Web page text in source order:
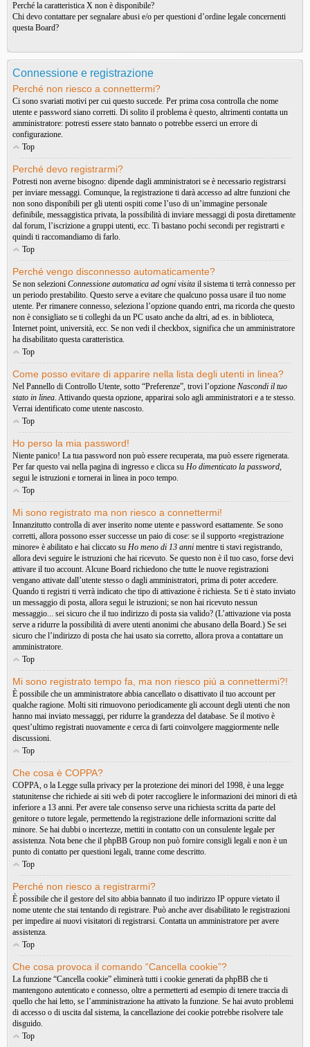
Perché la caratteristica X non è disponibile?
Chi devo contattare per segnalare abusi e/o per questioni d’ordine legale concernenti
questa Board?
Connessione e registrazione
Perché non riesco a connettermi?
Ci sono svariati motivi per cui questo succede. Per prima cosa controlla che nome
utente e password siano corretti. Di solito il problema è questo, altrimenti contatta un
amministratore: potresti essere stato bannato o potrebbe esserci un errore di
configurazione.
Top
Perché devo registrarmi?
Potresti non averne bisogno: dipende dagli amministratori se è necessario registrarsi
per inviare messaggi. Comunque, la registrazione ti darà accesso ad altre funzioni che
non sono disponibili per gli utenti ospiti come l’uso di un’immagine personale
definibile, messaggistica privata, la possibilità di inviare messaggi di posta direttamente
dal forum, l’iscrizione a gruppi utenti, ecc. Ti bastano pochi secondi per registrarti e
quindi ti raccomandiamo di farlo.
Top
Perché vengo disconnesso automaticamente?
Se non selezioni Connessione automatica ad ogni visita il sistema ti terrà connesso per
un periodo prestabilito. Questo serve a evitare che qualcuno possa usare il tuo nome
utente. Per rimanere connesso, seleziona l’opzione quando entri, ma ricorda che questo
non è consigliato se ti colleghi da un PC usato anche da altri, ad es. in biblioteca,
Internet point, università, ecc. Se non vedi il checkbox, significa che un amministratore
ha disabilitato questa caratteristica.
Top
Come posso evitare di apparire nella lista degli utenti in linea?
Nel Pannello di Controllo Utente, sotto “Preferenze”, trovi l’opzione Nascondi il tuo
stato in linea. Attivando questa opzione, apparirai solo agli amministratori e a te stesso.
Verrai identificato come utente nascosto.
Top
Ho perso la mia password!
Niente panico! La tua password non può essere recuperata, ma può essere rigenerata.
Per far questo vai nella pagina di ingresso e clicca su Ho dimenticato la password,
segui le istruzioni e tornerai in linea in poco tempo.
Top
Mi sono registrato ma non riesco a connettermi!
Innanzitutto controlla di aver inserito nome utente e password esattamente. Se sono
corretti, allora possono esser successe un paio di cose: se il supporto «registrazione
minore» è abilitato e hai cliccato su Ho meno di 13 anni mentre ti stavi registrando,
allora devi seguire le istruzioni che hai ricevuto. Se questo non è il tuo caso, forse devi
attivare il tuo account. Alcune Board richiedono che tutte le nuove registrazioni
vengano attivate dall’utente stesso o dagli amministratori, prima di poter accedere.
Quando ti registri ti verrà indicato che tipo di attivazione è richiesta. Se ti è stato inviato
un messaggio di posta, allora segui le istruzioni; se non hai ricevuto nessun
messaggio... sei sicuro che il tuo indirizzo di posta sia valido? (L’attivazione via posta
serve a ridurre la possibilità di avere utenti anonimi che abusano della Board.) Se sei
sicuro che l’indirizzo di posta che hai usato sia corretto, allora prova a contattare un
amministratore.
Top
Mi sono registrato tempo fa, ma non riesco piú a connettermi?!
È possibile che un amministratore abbia cancellato o disattivato il tuo account per
qualche ragione. Molti siti rimuovono periodicamente gli account degli utenti che non
hanno mai inviato messaggi, per ridurre la grandezza del database. Se il motivo è
quest’ultimo registrati nuovamente e cerca di farti coinvolgere maggiormente nelle
discussioni.
Top
Che cosa è COPPA?
COPPA, o la Legge sulla privacy per la protezione dei minori del 1998, è una legge
statunitense che richiede ai siti web di poter raccogliere le informazioni dei minori di età
inferiore a 13 anni. Per avere tale consenso serve una richiesta scritta da parte del
genitore o tutore legale, permettendo la registrazione delle informazioni scritte dal
minore. Se hai dubbi o incertezze, mettiti in contatto con un consulente legale per
assistenza. Nota bene che il phpBB Group non può fornire consigli legali e non è un
punto di contatto per questioni legali, tranne come descritto.
Top
Perché non riesco a registrarmi?
È possibile che il gestore del sito abbia bannato il tuo indirizzo IP oppure vietato il
nome utente che stai tentando di registrare. Può anche aver disabilitato le registrazioni
per impedire ai nuovi visitatori di registrarsi. Contatta un amministratore per avere
assistenza.
Top
Che cosa provoca il comando “Cancella cookie”?
La funzione “Cancella cookie” eliminerà tutti i cookie generati da phpBB che ti
mantengono autenticato e connesso, oltre a permetterti ad esempio di tenere traccia di
quello che hai letto, se l’amministrazione ha attivato la funzione. Se hai avuto problemi
di accesso o di uscita dal sistema, la cancellazione dei cookie potrebbe risolvere tale
disguido.
Top